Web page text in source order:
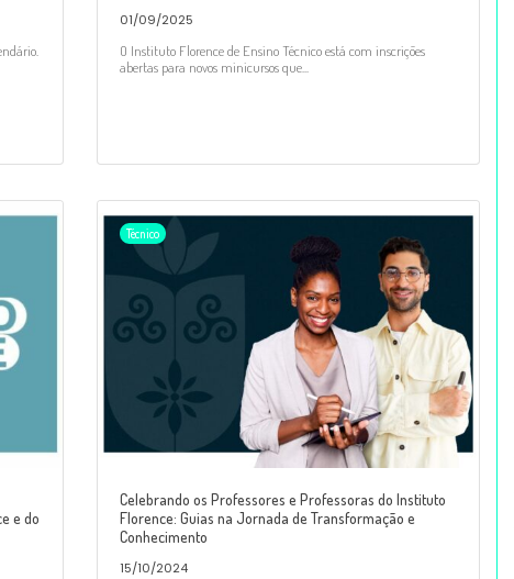
01/09/2025
O Instituto Florence de Ensino Técnico está com inscrições
abertas para novos minicursos que...
e do
Técnico
Celebrando os Professores e Professoras do Instituto
Florence: Guias na Jornada de Transformação e
Conhecimento
15/10/2024